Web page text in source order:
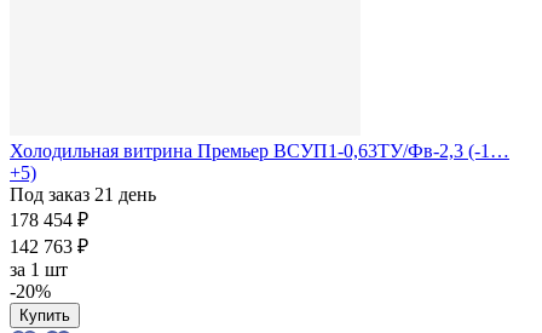
Холодильная витрина Премьер ВСУП1-0,63ТУ/Фв-2,3 (-1…
+5)
Под заказ 21 день
178 454 ₽
142 763 ₽
за 1 шт
-20%
Купить